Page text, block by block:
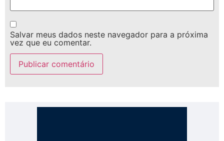
Salvar meus dados neste navegador para a próxima
vez que eu comentar.